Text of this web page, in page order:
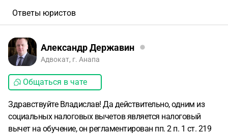
Ответы юристов
Александр Державин
Адвокат, г. Анапа
Общаться в чате
Здравствуйте Владислав! Да действительно, одним из
социальных налоговых вычетов является налоговый
вычет на обучение, он регламентирован пп. 2 п. 1 ст. 219